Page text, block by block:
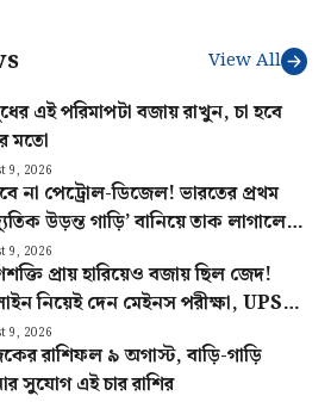
View All
এই পরিমাপটা বজায় রাখুন, চা হবে
মতো
9, 2026
না পেট্রোল-ডিজেল! ভারতের প্রথম
উড়ন্ত গাড়ি’ বানিয়ে তাক লাগালেন
রবি
9, 2026
প্রায় হারিয়েও বজায় ছিল জেদ!
নিয়েই দেন মেইনস পরীক্ষা, UPSC-
সৌম্যার
9, 2026
রাশিফল ৯ অগাস্ট, বাড়ি-গাড়ি
সুযোগ এই চার রাশির